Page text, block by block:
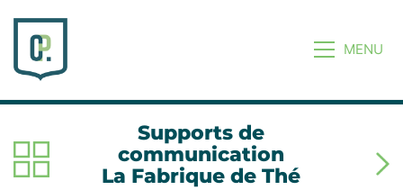
MENU
Supports de
communication
La Fabrique de Thé